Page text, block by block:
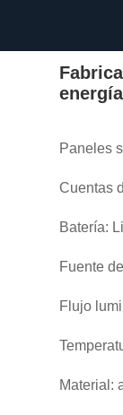
Paneles
Cuentas
Batería:
Fuente
Flujo
Material: